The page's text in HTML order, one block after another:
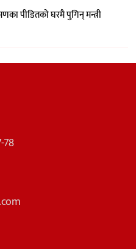
पीडितको घरमै पुगिन् मन्त्री
78